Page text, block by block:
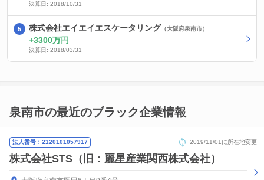
決算日: 2018/10/31
株式会社エイエイエスケータリング （大阪府泉南市）
3300万円
決算日: 2018/03/31
泉南市の最近のブラック企業情報
法人番号：2120101057917 2019/11/01に所在地変更
株式会社STS（旧：麗星産業関西株式会社）